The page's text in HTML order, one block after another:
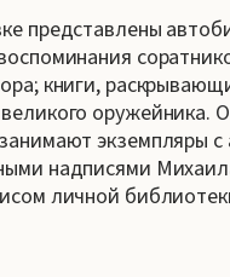
представлены
книги,
оружейника.
экземпляры
надписями
личной